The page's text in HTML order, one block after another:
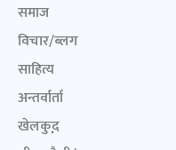
समाज
विचार/ब्लग
साहित्य
अन्तर्वार्ता
खेलकुद़़